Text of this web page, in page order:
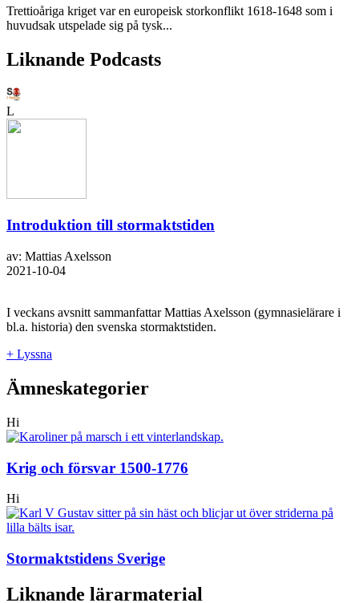
Trettioåriga kriget var en europeisk storkonflikt 1618-1648 som i
huvudsak utspelade sig på tysk...
Liknande Podcasts
L
Introduktion till stormaktstiden
av: Mattias Axelsson
2021-10-04
I veckans avsnitt sammanfattar Mattias Axelsson (gymnasielärare i
bl.a. historia) den svenska stormaktstiden.
+ Lyssna
Ämneskategorier
Hi
Krig och försvar 1500-1776
Hi
Stormaktstidens Sverige
Liknande lärarmaterial